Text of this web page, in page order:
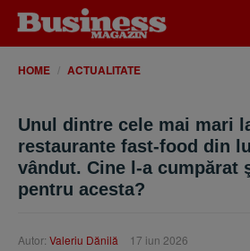
HOME ACTUALITATE
Unul dintre cele mai mari
restaurante fast-food din
vândut. Cine l-a cumpărat
pentru acesta?
Autor: Valeriu Dănilă 17 iun 2026